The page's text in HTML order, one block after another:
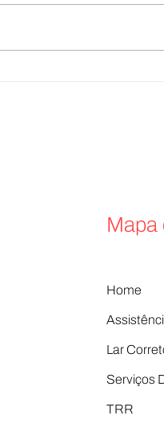
Mapa
Home
Lar
Serviços
TRR